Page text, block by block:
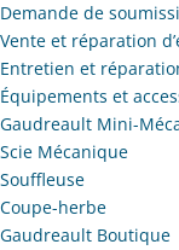
Demande de
Vente et réparation
Entretien et
Équipements et
Gaudreault Mini-
Scie Mécanique
Souffleuse
Coupe-herbe
Gaudreault Boutique